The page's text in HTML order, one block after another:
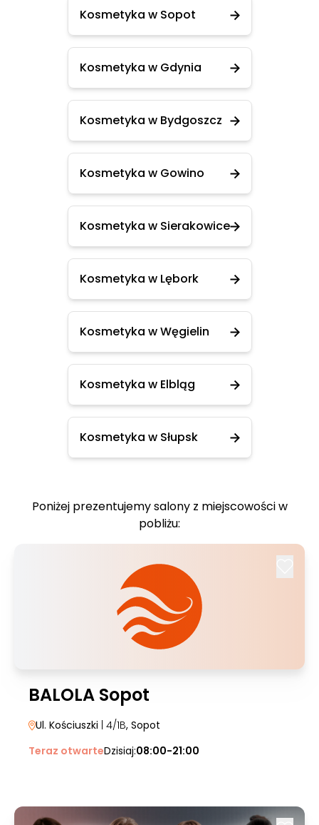
Kosmetyka w Sopot
Kosmetyka w Gdynia
Kosmetyka w Bydgoszcz
Kosmetyka w Gowino
Kosmetyka w Sierakowice
Kosmetyka w Lębork
Kosmetyka w Węgielin
Kosmetyka w Elbląg
Kosmetyka w Słupsk
Poniżej prezentujemy salony z miejscowości w
pobliżu:
BALOLA Sopot
Ul. Kościuszki | 4/1B, Sopot
Teraz otwarteDzisiaj:08:00-21:00